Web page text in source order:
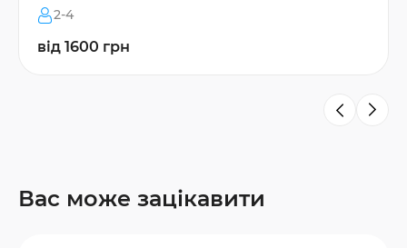
2-4
від 1600 грн
Вас може зацікавити